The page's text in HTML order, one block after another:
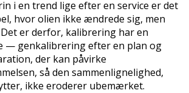
i en trend lige efter en service er det
hvor olien ikke ændrede sig, men
er derfor, kalibrering har en
— genkalibrering efter en plan og
der kan påvirke
så den sammenlignelighed,
ikke eroderer ubemærket.